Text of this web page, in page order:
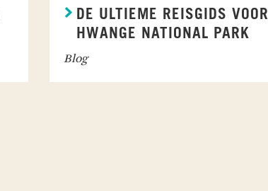
DE ULTIEME REISGIDS VOOR
HWANGE NATIONAL PARK
Blog